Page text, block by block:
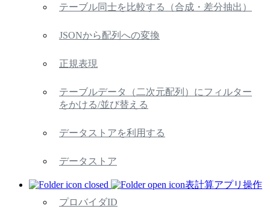
テーブル同士を比較する（合成・差分抽出）
JSONから配列への変換
正規表現
テーブルデータ（二次元配列）にフィルター
をかける/並び替える
データストアを利用する
データストア
表計算アプリ操作
プロバイダID